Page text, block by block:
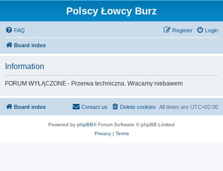
Polscy Łowcy Burz
FAQ Login
Register
Board index
Information
FORUM WYŁĄCZONE - Przerwa techniczna. Wracamy niebawem
Board index All times are UTC+02:00
Delete cookies
Contact us
Powered by phpBB® Forum Software © phpBB Limited
Privacy| Terms